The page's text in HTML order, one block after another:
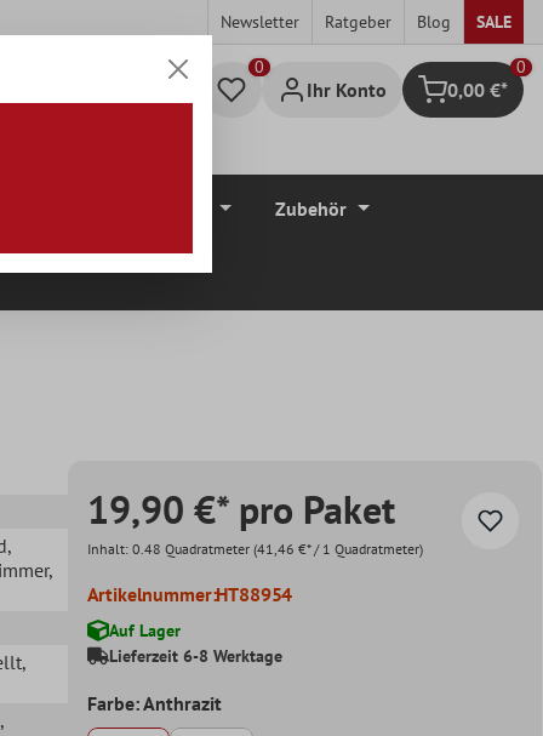
Newsletter Ratgeber Blog SALE
Ihr Konto Warenkorb
0
0,00 €*
Zubehör
,
,
,
,
19,90 €* pro Paket
Inhalt: 0.48 Quadratmeter (41,46 €* / 1 Quadratmeter)
Artikelnummer:HT88954
Auf Lager
Lieferzeit 6-8 Werktage
Farbe: Anthrazit